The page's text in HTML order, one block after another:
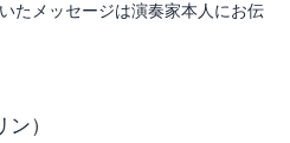
たメッセージは演奏家本人にお伝
ン）